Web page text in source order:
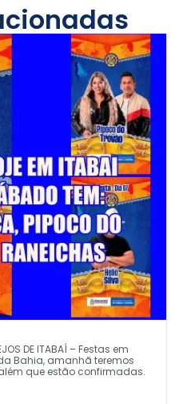
DE ITABAÍ – Festas em
Bahia, amanhã teremos
que estão confirmadas.